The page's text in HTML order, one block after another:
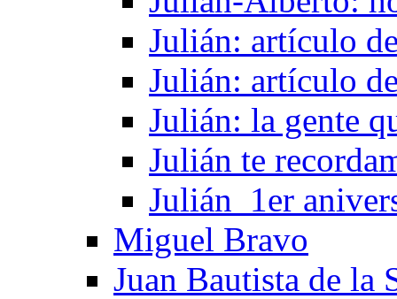
Julián: artículo
Julián: artículo
Julián: la gente
Julián te
Julián_1er
Miguel Bravo
Juan Bautista de la